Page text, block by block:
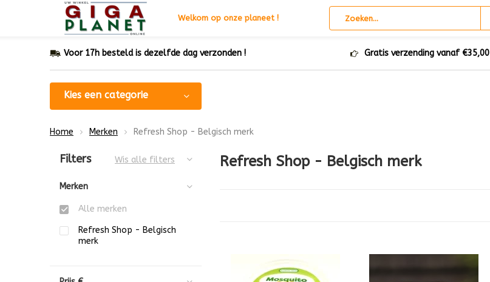
Welkom op onze planeet !
Voor 17h besteld is dezelfde dag verzonden ! Gratis verzending vanaf €35,00
Kies een categorie
Home Merken Refresh Shop - Belgisch merk
Refresh Shop - Belgisch merk
Sorteren op:
Filters Wis alle filters
Merken
Alle merken
Refresh Shop - Belgisch
merk